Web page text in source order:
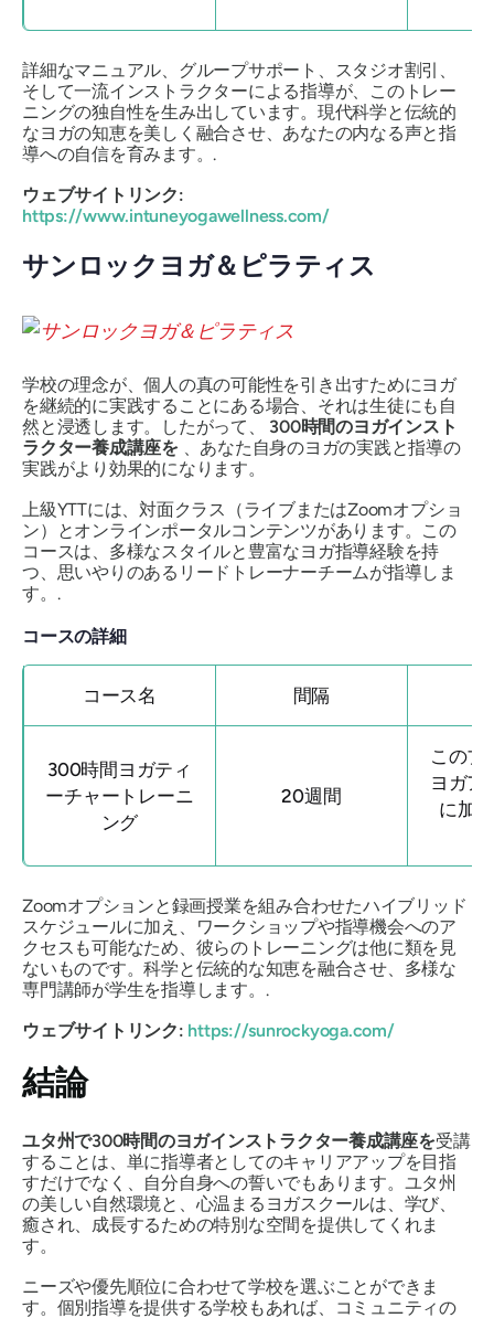
詳細なマニュアル、グループサポート、スタジオ割引、
そして一流インストラクターによる指導が、このトレー
ニングの独自性を生み出しています。現代科学と伝統的
なヨガの知恵を美しく融合させ、あなたの内なる声と指
導への自信を育みます。.
ウェブサイトリンク:
https://www.intuneyogawellness.com/
サンロックヨガ＆ピラティス
学校の理念が、個人の真の可能性を引き出すためにヨガ
を継続的に実践することにある場合、それは生徒にも自
然と浸透します。したがって、 300時間のヨガインスト
ラクター養成講座を 、あなた自身のヨガの実践と指導の
実践がより効果的になります。
上級YTTには、対面クラス（ライブまたはZoomオプショ
ン）とオンラインポータルコンテンツがあります。この
コースは、多様なスタイルと豊富なヨガ指導経験を持
つ、思いやりのあるリードトレーナーチームが指導しま
す。.
コースの詳細
コース名 間隔
300時間ヨガティ
ーチャートレーニ
ング
20週間
このプ
ヨガア
に加
Zoomオプションと録画授業を組み合わせたハイブリッド
スケジュールに加え、ワークショップや指導機会へのア
クセスも可能なため、彼らのトレーニングは他に類を見
ないものです。科学と伝統的な知恵を融合させ、多様な
専門講師が学生を指導します。.
ウェブサイトリンク: https://sunrockyoga.com/
結論
ユタ州で300時間のヨガインストラクター養成講座を受講
することは、単に指導者としてのキャリアアップを目指
すだけでなく、自分自身への誓いでもあります。ユタ州
の美しい自然環境と、心温まるヨガスクールは、学び、
癒され、成長するための特別な空間を提供してくれま
す。
ニーズや優先順位に合わせて学校を選ぶことができま
す。個別指導を提供する学校もあれば、コミュニティの